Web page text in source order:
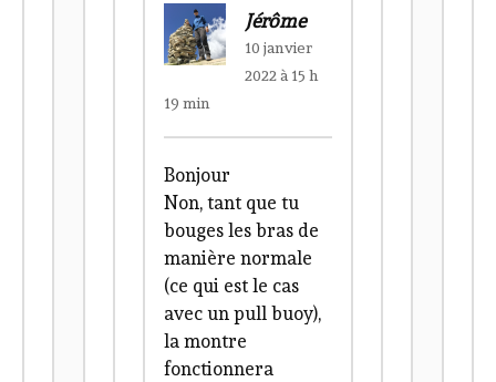
Jérôme
10 janvier
2022 à 15 h
19 min
Bonjour
Non, tant que tu
bouges les bras de
manière normale
(ce qui est le cas
avec un pull buoy),
la montre
fonctionnera